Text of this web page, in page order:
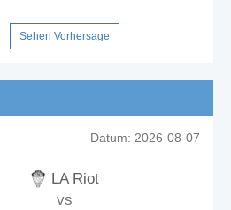
Sehen Vorhersage
Datum: 2026-08-07
LA Riot
vs